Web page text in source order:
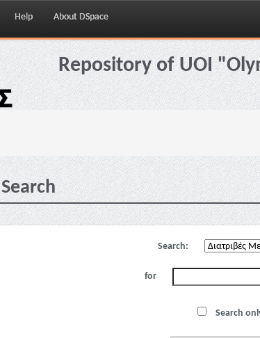
Help About DSpace
Repository of UOI
Search
Search:
for
Search